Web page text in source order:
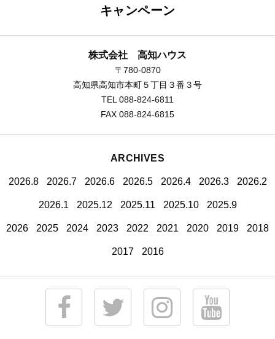
キャンペーン
株式会社 高知ハウス
〒780-0870
高知県高知市本町５丁目３番３号
TEL 088-824-6811
FAX 088-824-6815
ARCHIVES
2026.8 2026.7 2026.6 2026.5 2026.4 2026.3 2026.2
2026.1 2025.12 2025.11 2025.10 2025.9
2026 2025 2024 2023 2022 2021 2020 2019 2018
2017 2016